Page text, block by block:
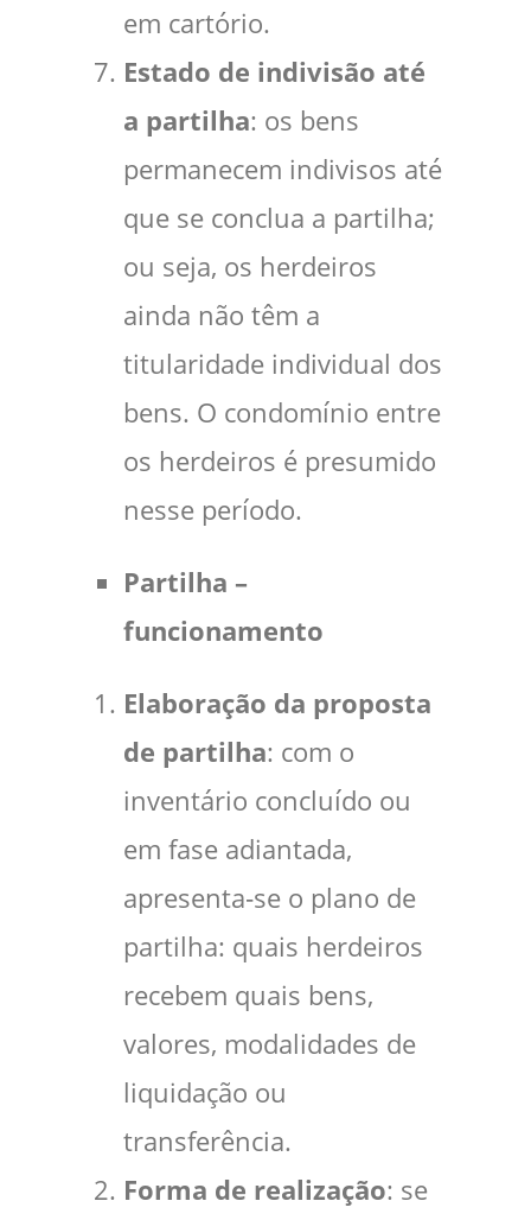
em cartório.
Estado de indivisão até
a partilha: os bens
permanecem indivisos até
que se conclua a partilha;
ou seja, os herdeiros
ainda não têm a
titularidade individual dos
bens. O condomínio entre
os herdeiros é presumido
nesse período.
Partilha –
funcionamento
Elaboração da proposta
de partilha: com o
inventário concluído ou
em fase adiantada,
apresenta‑se o plano de
partilha: quais herdeiros
recebem quais bens,
valores, modalidades de
liquidação ou
transferência.
Forma de realização: se